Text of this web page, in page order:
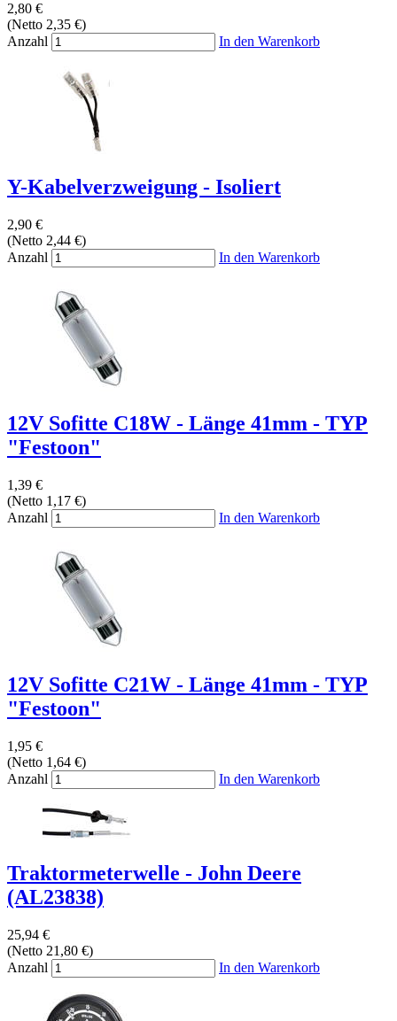
2,80 €
(Netto 2,35 €)
Anzahl
In den Warenkorb
Y-Kabelverzweigung - Isoliert
2,90 €
(Netto 2,44 €)
Anzahl
In den Warenkorb
12V Sofitte C18W - Länge 41mm - TYP
"Festoon"
1,39 €
(Netto 1,17 €)
Anzahl
In den Warenkorb
12V Sofitte C21W - Länge 41mm - TYP
"Festoon"
1,95 €
(Netto 1,64 €)
Anzahl
In den Warenkorb
Traktormeterwelle - John Deere
(AL23838)
25,94 €
(Netto 21,80 €)
Anzahl
In den Warenkorb